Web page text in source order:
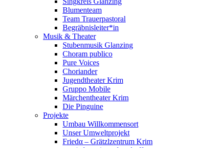
Blumenteam
Team Trauerpastoral
Begräbnisleiter*in
Musik & Theater
Stubenmusik Glanzing
Choram publico
Pure Voices
Choriander
Jugendtheater Krim
Gruppo Mobile
Märchentheater Krim
Die Pinguine
Projekte
Umbau Willkommensort
Unser Umweltprojekt
Friedα – Grätzlzentrum Krim